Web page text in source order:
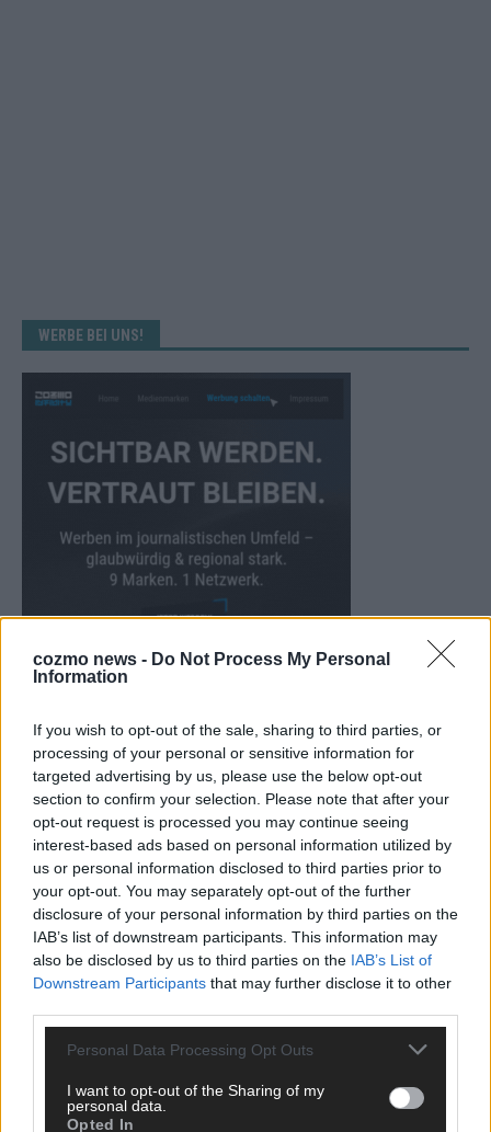
cozmo news - Do Not Process My Personal
Information
If you wish to opt-out of the sale, sharing to third parties, or
processing of your personal or sensitive information for
targeted advertising by us, please use the below opt-out
section to confirm your selection. Please note that after your
opt-out request is processed you may continue seeing
interest-based ads based on personal information utilized by
us or personal information disclosed to third parties prior to
your opt-out. You may separately opt-out of the further
disclosure of your personal information by third parties on the
IAB’s list of downstream participants. This information may
also be disclosed by us to third parties on the IAB’s List of
Downstream Participants that may further disclose it to other
Personal Data Processing Opt Outs
I want to opt-out of the Sharing of my
personal data.
Opted In
WERBE BEI UNS!
KEINE NEWS MEHR VERPASSEN